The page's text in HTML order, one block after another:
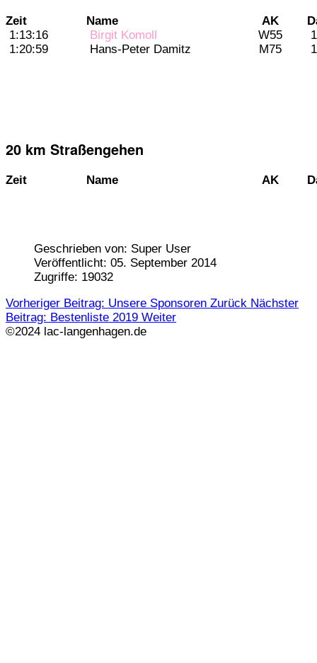
Zeit Name AK
1:13:16
Birgit Komoll W55
1:20:59
Hans-Peter Damitz M75
20 km Straßengehen
Zeit Name AK
Geschrieben von: Super User
Veröffentlicht: 05. September 2014
Zugriffe: 19032
Vorheriger Beitrag: Unsere Sponsoren Zurück Nächster
Beitrag: Bestenliste 2019 Weiter
©2024 lac-langenhagen.de